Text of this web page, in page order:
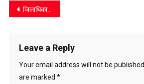
Post
जिलाधिकारी ने हल्द्वानी नगर निगम के वार्ड 41 से 60 तक के पार्षदों संग की बैठक
Leave a Reply
Your email address will not be published.
are marked *